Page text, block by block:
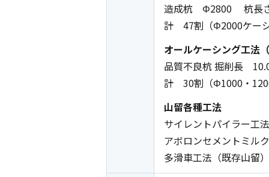
造成杭 Φ2800 杭長
計 47割（Φ2000ケー
オールケーシング工法
品質不良杭 掘削長
計 30割（Φ1000・
山留各種工法
サイレントパイラー工
アボロンセメントミル
多滑車工法（既存山留）